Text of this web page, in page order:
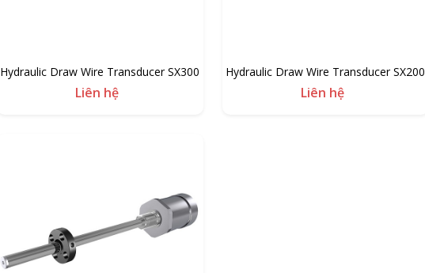
Hydraulic Draw Wire Transducer SX300
Liên hệ
Hydraulic Draw Wire Transducer SX200
Liên hệ